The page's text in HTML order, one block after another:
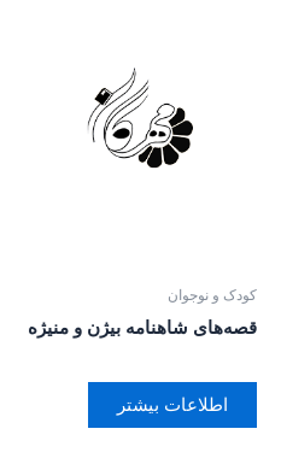
کودک و نوجوان
قصه‌های شاهنامه بیژن و منیژه
اطلاعات بیشتر